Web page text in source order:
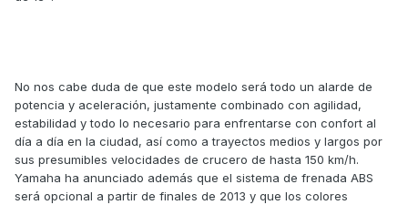
No nos cabe duda de que este modelo será todo un alarde de
potencia y aceleración, justamente combinado con agilidad,
estabilidad y todo lo necesario para enfrentarse con confort al
día a día en la ciudad, así como a trayectos medios y largos por
sus presumibles velocidades de crucero de hasta 150 km/h.
Yamaha ha anunciado además que el sistema de frenada ABS
será opcional a partir de finales de 2013 y que los colores